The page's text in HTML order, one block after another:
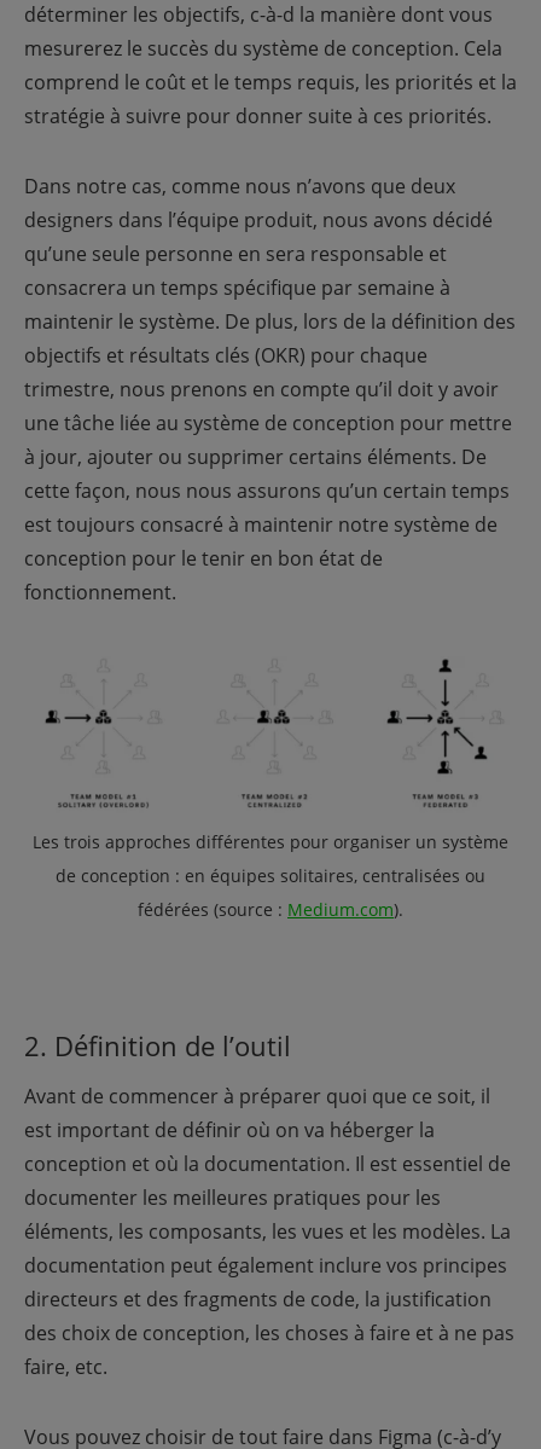
déterminer les objectifs, c-à-d la manière dont vous
mesurerez le succès du système de conception. Cela
comprend le coût et le temps requis, les priorités et la
stratégie à suivre pour donner suite à ces priorités.
Dans notre cas, comme nous n’avons que deux
designers dans l’équipe produit, nous avons décidé
qu’une seule personne en sera responsable et
consacrera un temps spécifique par semaine à
maintenir le système. De plus, lors de la définition des
objectifs et résultats clés (OKR) pour chaque
trimestre, nous prenons en compte qu’il doit y avoir
une tâche liée au système de conception pour mettre
à jour, ajouter ou supprimer certains éléments. De
cette façon, nous nous assurons qu’un certain temps
est toujours consacré à maintenir notre système de
conception pour le tenir en bon état de
fonctionnement.
Les trois approches différentes pour organiser un système
de conception : en équipes solitaires, centralisées ou
fédérées (source : Medium.com).
2. Définition de l’outil
Avant de commencer à préparer quoi que ce soit, il
est important de définir où on va héberger la
conception et où la documentation. Il est essentiel de
documenter les meilleures pratiques pour les
éléments, les composants, les vues et les modèles. La
documentation peut également inclure vos principes
directeurs et des fragments de code, la justification
des choix de conception, les choses à faire et à ne pas
faire, etc.
Vous pouvez choisir de tout faire dans Figma (c-à-d’y